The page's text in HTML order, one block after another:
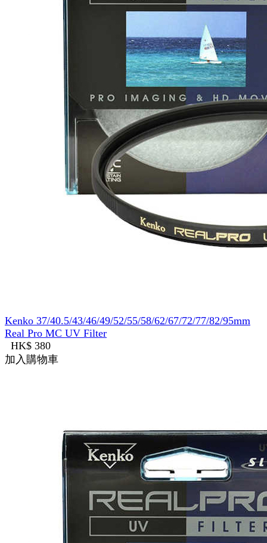
Kenko 37/40.5/43/46/49/52/55/58/62/67/72/77/82/95mm
Real Pro MC UV Filter
HK$ 380
加入購物車